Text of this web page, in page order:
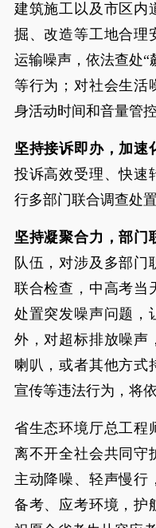
建筑施工以及市区内
掘、改造等工地合理
运输噪声，依法查处“
等行为；对社会生活
身活动时间和音量管控
坚持接诉即办，加速
投诉高效受理、快速
行多部门联合调查处置
坚持凝聚合力，部门
队伍，对涉及多部门
联合检查，中高考当
处置突发噪声问题，
外，对超标排放噪声
喇叭，或者其他方式
宣传等违法行为，将
省生态环境厅总工程
离不开全社会共同守
主动降噪、轻声慢行
备考、应考环境，护